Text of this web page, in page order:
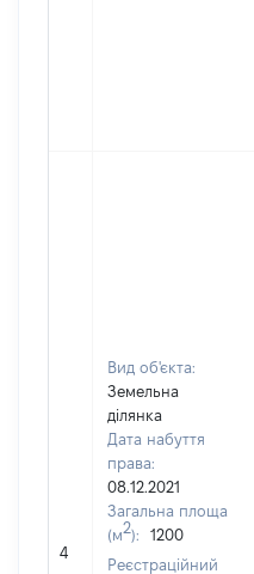
4
Вид об'єкта:
Земельна
ділянка
Дата набуття
права:
08.12.2021
Загальна площа
(м2):
1200
Реєстраційний